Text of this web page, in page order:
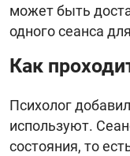
может быть
одного сеанса
Как
Психолог
используют.
состояния, то